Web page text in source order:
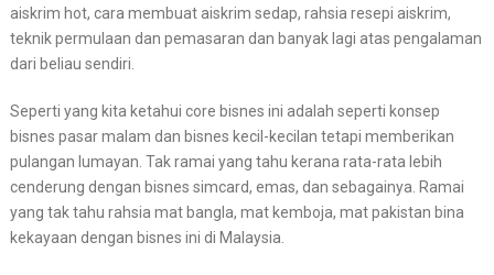
aiskrim hot, cara membuat aiskrim sedap, rahsia resepi aiskrim,
teknik permulaan dan pemasaran dan banyak lagi atas pengalaman
dari beliau sendiri.
Seperti yang kita ketahui core bisnes ini adalah seperti konsep
bisnes pasar malam dan bisnes kecil-kecilan tetapi memberikan
pulangan lumayan. Tak ramai yang tahu kerana rata-rata lebih
cenderung dengan bisnes simcard, emas, dan sebagainya. Ramai
yang tak tahu rahsia mat bangla, mat kemboja, mat pakistan bina
kekayaan dengan bisnes ini di Malaysia.